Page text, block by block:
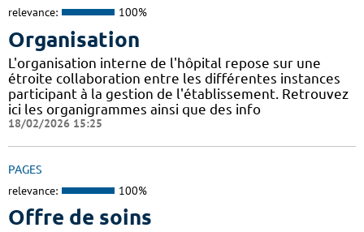
relevance: 100%
Organisation
L'organisation interne de l'hôpital repose sur une
étroite collaboration entre les différentes instances
participant à la gestion de l'établissement. Retrouvez
ici les organigrammes ainsi que des info
18/02/2026 15:25
PAGES
relevance: 100%
Offre de soins